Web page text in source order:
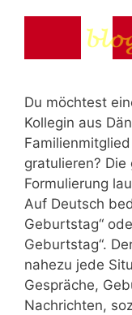
Du möchtest
Kollegin aus
gratulieren?
Formulierung
Auf Deutsch
Geburtstag“
Geburtstag“.
nahezu jede
Gespräche,
Nachrichten,